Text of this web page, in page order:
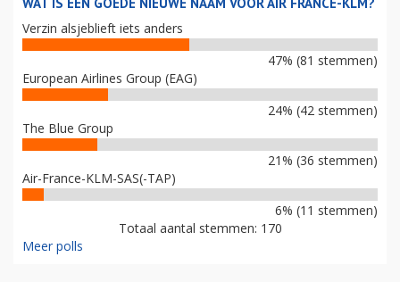
Verzin alsjeblieft iets anders
47% (81 stemmen)
European Airlines Group (EAG)
24% (42 stemmen)
The Blue Group
21% (36 stemmen)
Air-France-KLM-SAS(-TAP)
6% (11 stemmen)
Totaal aantal stemmen: 170
Meer polls